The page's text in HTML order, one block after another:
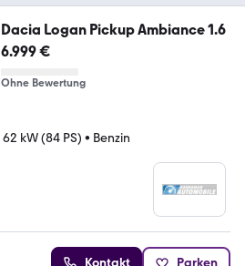
Dacia Logan Pickup Ambiance 1.6
6.999 €
Ohne Bewertung
62 kW (84 PS) • Benzin
Kontakt Parken